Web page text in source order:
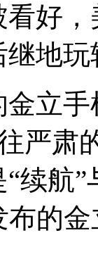
好
地
立
严肃
续航
的